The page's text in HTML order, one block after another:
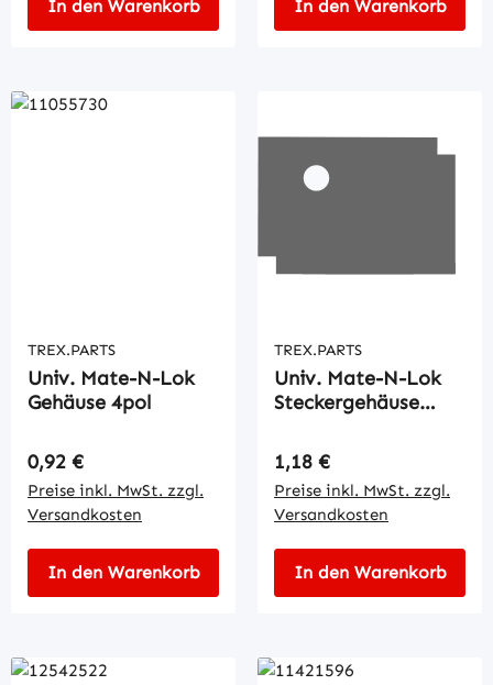
In den Warenkorb In den Warenkorb
TREX.PARTS
Univ. Mate-N-Lok
Gehäuse 4pol
Regulärer Preis:
0,92 €
Preise inkl. MwSt. zzgl.
Versandkosten
In den Warenkorb
TREX.PARTS
Univ. Mate-N-Lok
Steckergehäuse
Regulärer Preis:
1,18 €
Preise inkl. MwSt. zzgl.
Versandkosten
In den Warenkorb